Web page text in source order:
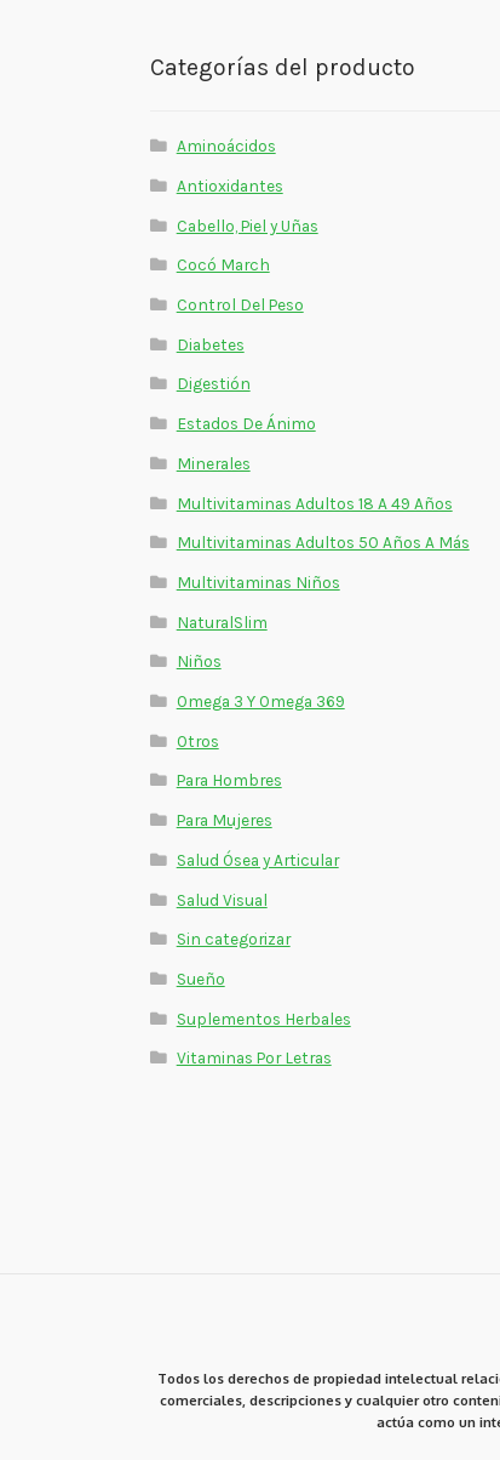
Categorías del producto
Aminoácidos
Antioxidantes
Cabello, Piel y Uñas
Cocó March
Control Del Peso
Diabetes
Digestión
Estados De Ánimo
Minerales
Multivitaminas Adultos 18 A 49 Años
Multivitaminas Adultos 50 Años A Más
Multivitaminas Niños
NaturalSlim
Niños
Omega 3 Y Omega 369
Otros
Para Hombres
Para Mujeres
Salud Ósea y Articular
Salud Visual
Sin categorizar
Sueño
Suplementos Herbales
Vitaminas Por Letras
Todos los derechos de propiedad intelectual
comerciales, descripciones y cualquier otro
actúa como un